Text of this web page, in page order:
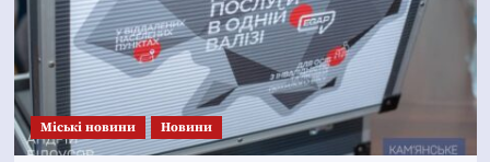
Mіські новини Новини